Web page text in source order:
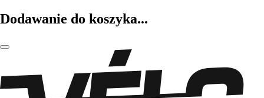
Dodawanie do koszyka...